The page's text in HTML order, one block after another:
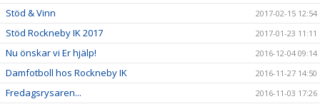
Stöd & Vinn 2017-02-15 12:54
Stöd Rockneby IK 2017 2017-01-23 11:11
Nu önskar vi Er hjälp! 2016-12-04 09:14
Damfotboll hos Rockneby IK 2016-11-27 14:50
Fredagsrysaren... 2016-11-03 17:26